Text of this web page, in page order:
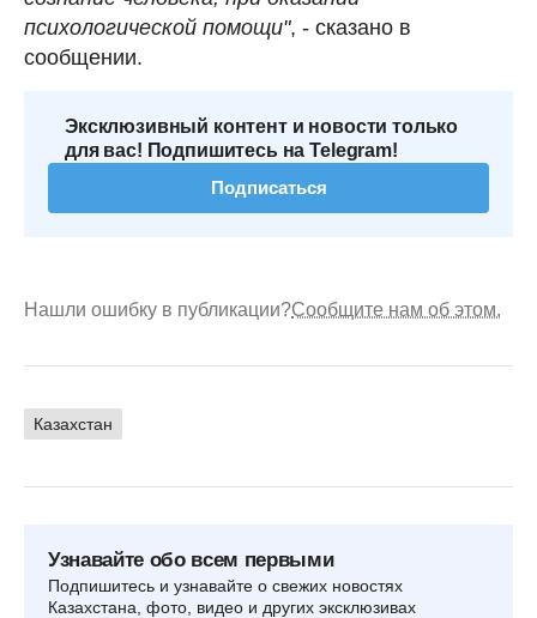
психологической помощи", - сказано в
сообщении.
Эксклюзивный контент и новости только
для вас! Подпишитесь на Telegram!
Подписаться
Нашли ошибку в публикации?Сообщите нам об этом.
Казахстан
Узнавайте обо всем первыми
Подпишитесь и узнавайте о свежих новостях
Казахстана, фото, видео и других эксклюзивах